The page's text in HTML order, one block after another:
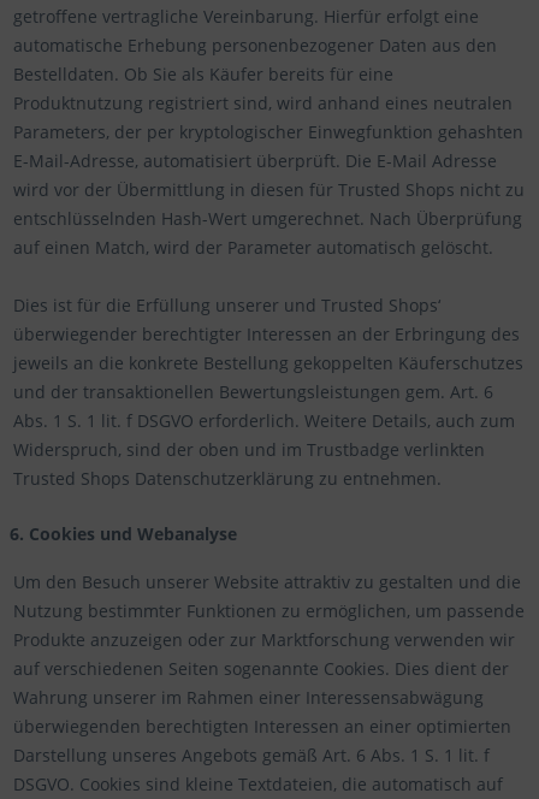
getroffene vertragliche Vereinbarung. Hierfür erfolgt eine
automatische Erhebung personenbezogener Daten aus den
Bestelldaten. Ob Sie als Käufer bereits für eine
Produktnutzung registriert sind, wird anhand eines neutralen
Parameters, der per kryptologischer Einwegfunktion gehashten
E-Mail-Adresse, automatisiert überprüft. Die E-Mail Adresse
wird vor der Übermittlung in diesen für Trusted Shops nicht zu
entschlüsselnden Hash-Wert umgerechnet. Nach Überprüfung
auf einen Match, wird der Parameter automatisch gelöscht.
Dies ist für die Erfüllung unserer und Trusted Shops‘
überwiegender berechtigter Interessen an der Erbringung des
jeweils an die konkrete Bestellung gekoppelten Käuferschutzes
und der transaktionellen Bewertungsleistungen gem. Art. 6
Abs. 1 S. 1 lit. f DSGVO erforderlich. Weitere Details, auch zum
Widerspruch, sind der oben und im Trustbadge verlinkten
Trusted Shops Datenschutzerklärung zu entnehmen.
6. Cookies und Webanalyse
Um den Besuch unserer Website attraktiv zu gestalten und die
Nutzung bestimmter Funktionen zu ermöglichen, um passende
Produkte anzuzeigen oder zur Marktforschung verwenden wir
auf verschiedenen Seiten sogenannte Cookies. Dies dient der
Wahrung unserer im Rahmen einer Interessensabwägung
überwiegenden berechtigten Interessen an einer optimierten
Darstellung unseres Angebots gemäß Art. 6 Abs. 1 S. 1 lit. f
DSGVO. Cookies sind kleine Textdateien, die automatisch auf